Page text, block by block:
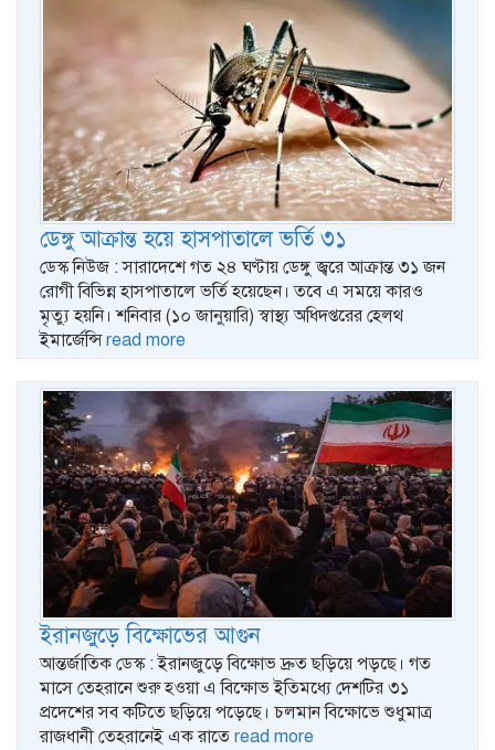
ডেঙ্গু আক্রান্ত হয়ে হাসপাতালে ভর্তি ৩১
ডেস্ক নিউজ : সারাদেশে গত ২৪ ঘণ্টায় ডেঙ্গু জ্বরে আক্রান্ত ৩১ জন
রোগী বিভিন্ন হাসপাতালে ভর্তি হয়েছেন। তবে এ সময়ে কারও
মৃত্যু হয়নি। শনিবার (১০ জানুয়ারি) স্বাস্থ্য অধিদপ্তরের হেলথ
ইমার্জেন্সিread more
ইরানজুড়ে বিক্ষোভের আগুন
আন্তর্জাতিক ডেস্ক : ইরানজুড়ে বিক্ষোভ দ্রুত ছড়িয়ে পড়ছে। গত
মাসে তেহরানে শুরু হওয়া এ বিক্ষোভ ইতিমধ্যে দেশটির ৩১
প্রদেশের সব কটিতে ছড়িয়ে পড়েছে। চলমান বিক্ষোভে শুধুমাত্র
রাজধানী তেহরানেই এক রাতে read more